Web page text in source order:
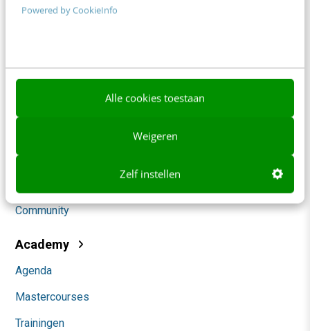
Powered by CookieInfo
Alle cookies toestaan
Weigeren
Zelf instellen
Content & Communicatie
Social
Community
Academy
Agenda
Mastercourses
Trainingen